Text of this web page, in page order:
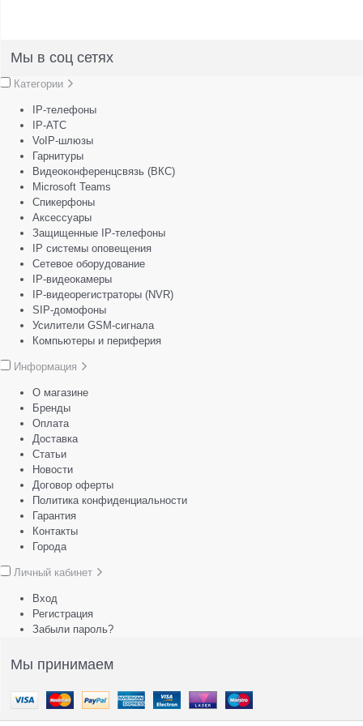
Мы в соц сетях
Категории
IP-телефоны
IP-АТС
VoIP-шлюзы
Гарнитуры
Видеоконференцсвязь (ВКС)
Microsoft Teams
Спикерфоны
Аксессуары
Защищенные IP-телефоны
IP системы оповещения
Сетевое оборудование
IP-видеокамеры
IP-видеорегистраторы (NVR)
SIP-домофоны
Усилители GSM-сигнала
Компьютеры и периферия
Информация
О магазине
Бренды
Оплата
Доставка
Статьи
Новости
Договор оферты
Политика конфиденциальности
Гарантия
Контакты
Города
Личный кабинет
Вход
Регистрация
Забыли пароль?
Мы принимаем